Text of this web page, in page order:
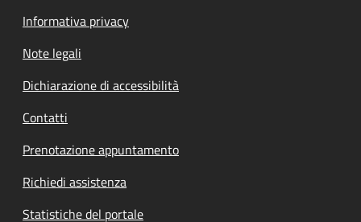
Informativa privacy
Note legali
Dichiarazione di accessibilità
Contatti
Prenotazione appuntamento
Richiedi assistenza
Statistiche del portale